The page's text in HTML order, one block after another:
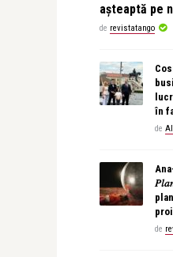
așteaptă pe
de revistatango
în
de
de